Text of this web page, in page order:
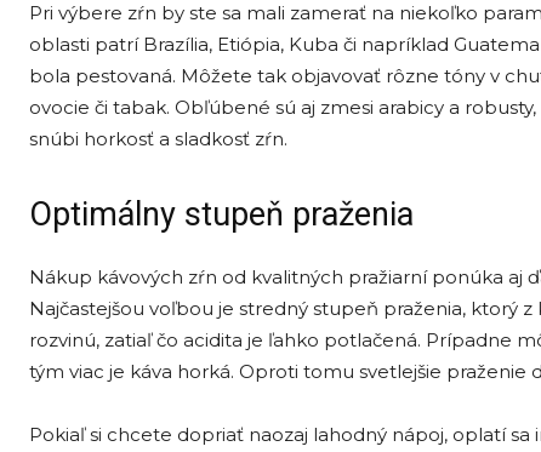
Pri výbere zŕn by ste sa mali zamerať na niekoľko
oblasti patrí Brazília, Etiópia, Kuba či napríklad
bola pestovaná. Môžete tak objavovať rôzne tóny v
ovocie či tabak. Obľúbené sú aj zmesi arabicy a
snúbi horkosť a sladkosť zŕn.
Optimálny stupeň praženia
Nákup kávových zŕn od kvalitných pražiarní ponúka aj
Najčastejšou voľbou je stredný stupeň praženia, ktorý
rozvinú, zatiaľ čo acidita je ľahko potlačená. Prípadne
tým viac je káva horká. Oproti tomu svetlejšie praženie
Pokiaľ si chcete dopriať naozaj lahodný nápoj, oplatí